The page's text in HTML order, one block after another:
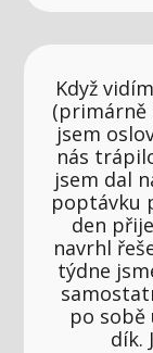
Když
(primárně
jsem
nás
jsem dal
poptávku
den
navrhl
týdne
po sobě
dík.